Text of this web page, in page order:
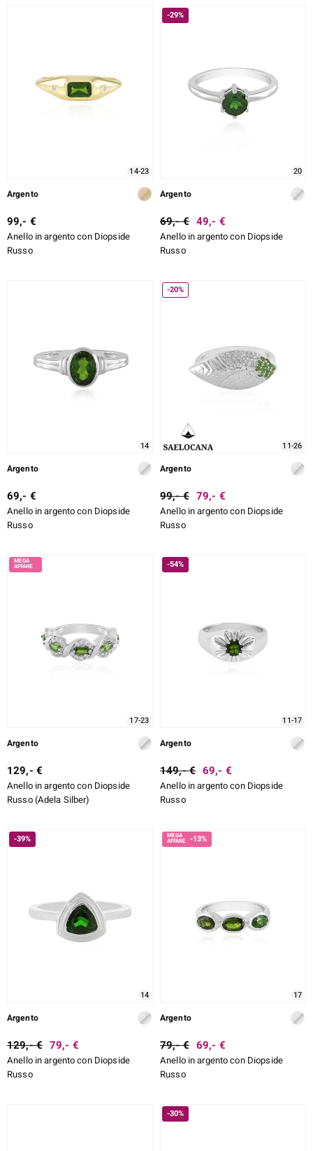
14-23
Argento
99,- €
Anello in argento con Diopside
Russo
-29%
20
Argento
69,- € 49,- €
Anello in argento con Diopside
Russo
14
Argento
69,- €
Anello in argento con Diopside
Russo
-20%
11-26
Argento
99,- € 79,- €
Anello in argento con Diopside
Russo
17-23
Argento
129,- €
Anello in argento con Diopside
Russo (Adela Silber)
-54%
11-17
Argento
149,- € 69,- €
Anello in argento con Diopside
Russo
-39%
14
Argento
129,- € 79,- €
Anello in argento con Diopside
Russo
-13%
17
Argento
79,- € 69,- €
Anello in argento con Diopside
Russo
-30%